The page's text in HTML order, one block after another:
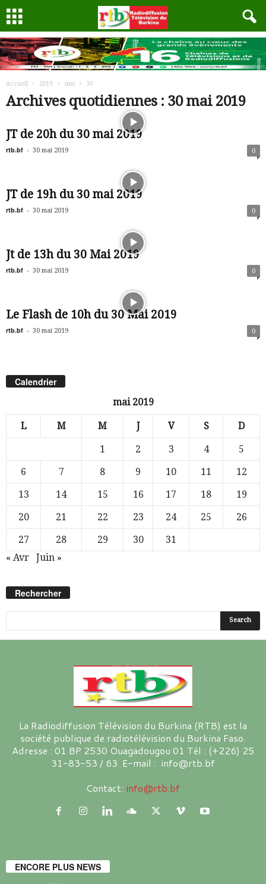
Accueil 2019 mai 30
Archives quotidiennes : 30 mai 2019
JT de 20h du 30 mai 2019
rtb.bf - 30 mai 2019 0
JT de 19h du 30 mai 2019
rtb.bf - 30 mai 2019 0
Jt de 13h du 30 Mai 2019
rtb.bf - 30 mai 2019 0
Le Flash de 10h du 30 Mai 2019
rtb.bf - 30 mai 2019 0
Calendrier
mai 2019
L M M J V S D
1 2 3 4
5
6
7 8 9 10 11
12
13
14 15 16 17 18
19
20
21 22 23 24 25
26
27
28 29 30
31
« Avr
Juin »
Rechercher
La Radiodiffusion Télévision du Burkina (RTB) est la
société publique de radiotélévision du Burkina Faso.
Adresse : 01 BP 2530 Ouagadougou 01 Tél : (+226) 25
31-83-53 / 63 E-mail : info@rtb.bf
Contact: info@rtb.bf
ENCORE PLUS NEWS